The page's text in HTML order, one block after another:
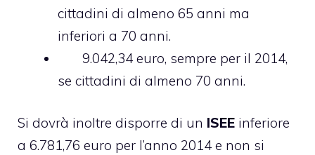
cittadini di almeno 65 anni ma
inferiori a 70 anni.
9.042,34 euro, sempre per il 2014,
se cittadini di almeno 70 anni.
Si dovrà inoltre disporre di un ISEE inferiore
a 6.781,76 euro per l’anno 2014 e non si